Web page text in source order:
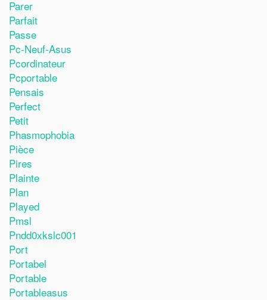
Parer
Parfait
Passe
Pc-Neuf-Asus
Pcordinateur
Pcportable
Pensais
Perfect
Petit
Phasmophobia
Pièce
Pires
Plainte
Plan
Played
Pmsl
Pndd0xkslc001
Port
Portabel
Portable
Portableasus